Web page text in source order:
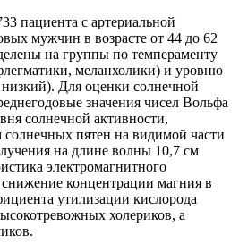
пациента с артериальной
мужчин в возрасте от 44 до 62
на группы по темпераменту
меланхолики) и уровню
Для оценки солнечной
значения чисел Вольфа
солнечной активности,
солнечных пятен на видимой части
на длине волны 10,7 см
электромагнитного
концентрации магния в
утилизации кислорода
холериков, а